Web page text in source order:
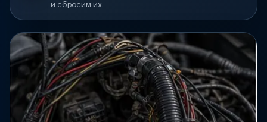
и сбросим их.